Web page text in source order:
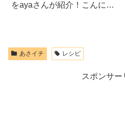
をayaさんが紹介！こんにち
あさイチ レシピ
スポンサー